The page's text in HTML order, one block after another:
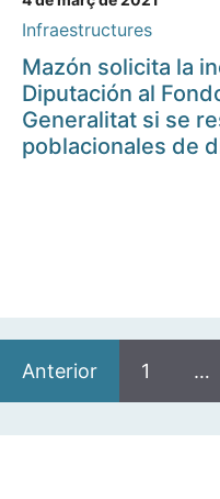
Infraestructures
Mazón solicita la
Diputación al
Generalitat si se
poblacionales de
Anterior 1 …